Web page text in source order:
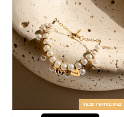
4 ΈΩΣ 7 ΕΡΓΆΣΙΜΕΣ